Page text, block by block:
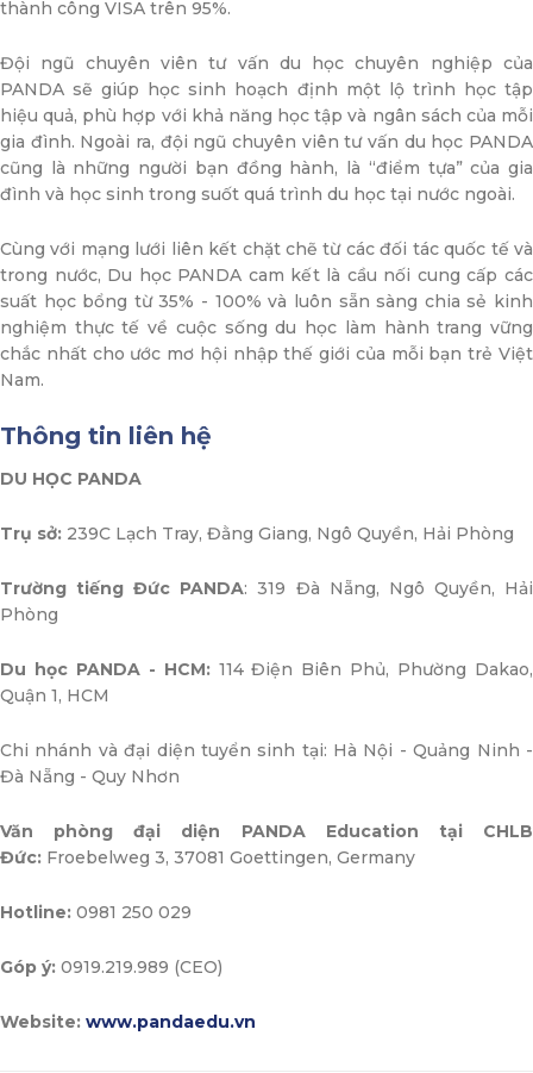
thành công VISA trên 95%.
Đội ngũ chuyên viên tư vấn du học chuyên nghiệp của
PANDA sẽ giúp học sinh hoạch định một lộ trình học tập
hiệu quả, phù hợp với khả năng học tập và ngân sách của mỗi
gia đình. Ngoài ra, đội ngũ chuyên viên tư vấn du học PANDA
cũng là những người bạn đồng hành, là “điểm tựa” của gia
đình và học sinh trong suốt quá trình du học tại nước ngoài.
Cùng với mạng lưới liên kết chặt chẽ từ các đối tác quốc tế và
trong nước, Du học PANDA cam kết là cầu nối cung cấp các
suất học bổng từ 35% - 100% và luôn sẵn sàng chia sẻ kinh
nghiệm thực tế về cuộc sống du học làm hành trang vững
chắc nhất cho ước mơ hội nhập thế giới của mỗi bạn trẻ Việt
Nam.
Thông tin liên hệ
DU HỌC PANDA
Trụ sở: 239C Lạch Tray, Đằng Giang, Ngô Quyền, Hải Phòng
Trường tiếng Đức PANDA: 319 Đà Nẵng, Ngô Quyền, Hải
Phòng
Du học PANDA - HCM:114 Điện Biên Phủ, Phường Dakao,
Quận 1, HCM
Chi nhánh và đại diện tuyển sinh tại: Hà Nội - Quảng Ninh -
Đà Nẵng - Quy Nhơn
Văn phòng đại diện PANDA Education tại CHLB
Đức: Froebelweg 3, 37081 Goettingen, Germany
Hotline: 0981 250 029
Góp ý: 0919.219.989 (CEO)
Website: www.pandaedu.vn